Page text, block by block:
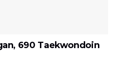
690 Taekwondoin